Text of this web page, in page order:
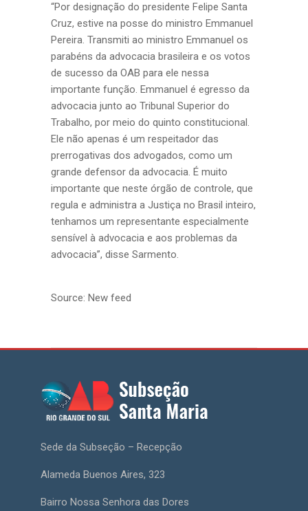
“Por designação do presidente Felipe Santa
Cruz, estive na posse do ministro Emmanuel
Pereira. Transmiti ao ministro Emmanuel os
parabéns da advocacia brasileira e os votos
de sucesso da OAB para ele nessa
importante função. Emmanuel é egresso da
advocacia junto ao Tribunal Superior do
Trabalho, por meio do quinto constitucional.
Ele não apenas é um respeitador das
prerrogativas dos advogados, como um
grande defensor da advocacia. É muito
importante que neste órgão de controle, que
regula e administra a Justiça no Brasil inteiro,
tenhamos um representante especialmente
sensível à advocacia e aos problemas da
advocacia”, disse Sarmento.
Source: New feed
Sede da Subseção – Recepção
Alameda Buenos Aires, 323
Bairro Nossa Senhora das Dores